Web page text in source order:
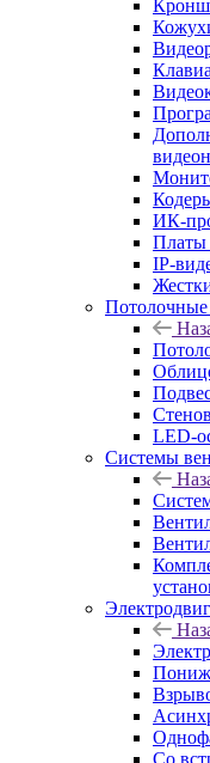
ИК-
Платы
IP-
Потолочные
LED-
Системы
Со